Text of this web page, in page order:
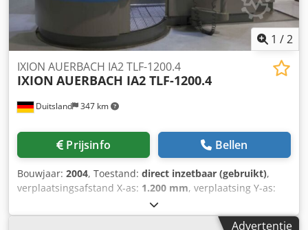
1 /2
Duitsland 347 km
IXION AUERBACH IA2 TLF-1200.4
IXION AUERBACH IA2 TLF-1200.4
Prijsinfo Bellen
Bouwjaar: 2004, Toestand: direct inzetbaar (gebruikt),
verplaatsingsafstand X-as: 1.200 mm, verplaatsing Y-as:
, verplaatsingsafstand Z-as:
controllerfabrikant:HEIDENHAIN, controller model:430M,
Advertentie